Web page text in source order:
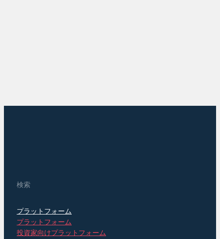
検索
プラットフォーム
プラットフォーム
投資家向けプラットフォーム